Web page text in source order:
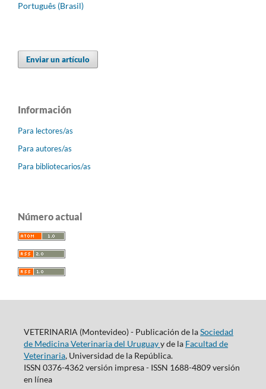
Português (Brasil)
Enviar un artículo
Información
Para lectores/as
Para autores/as
Para bibliotecarios/as
Número actual
VETERINARIA (Montevideo) - Publicación de laSociedad
de Medicina Veterinaria del Uruguayy de la Facultad de
Veterinaria, Universidad de la República.
ISSN 0376-4362 versión impresa - ISSN 1688-4809 versión
en línea